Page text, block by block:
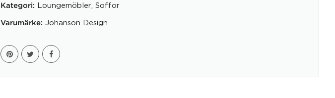
Kategori: Loungemöbler Soffor
Varumärke: Johanson Design